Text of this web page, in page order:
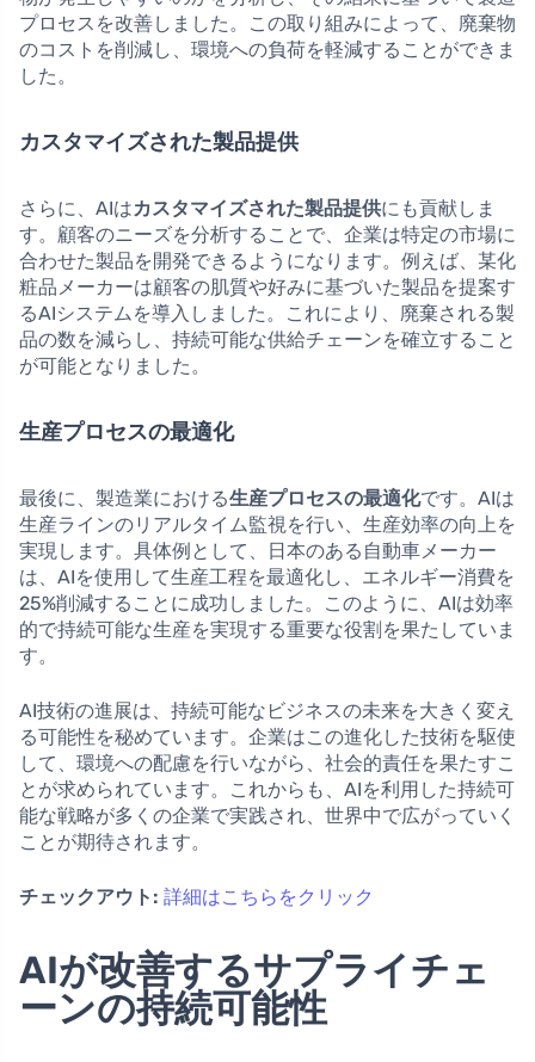
プロセスを改善しました。この取り組みによって、廃棄物
のコストを削減し、環境への負荷を軽減することができま
した。
カスタマイズされた製品提供
さらに、AIはカスタマイズされた製品提供にも貢献しま
す。顧客のニーズを分析することで、企業は特定の市場に
合わせた製品を開発できるようになります。例えば、某化
粧品メーカーは顧客の肌質や好みに基づいた製品を提案す
るAIシステムを導入しました。これにより、廃棄される製
品の数を減らし、持続可能な供給チェーンを確立すること
が可能となりました。
生産プロセスの最適化
最後に、製造業における生産プロセスの最適化です。AIは
生産ラインのリアルタイム監視を行い、生産効率の向上を
実現します。具体例として、日本のある自動車メーカー
は、AIを使用して生産工程を最適化し、エネルギー消費を
25%削減することに成功しました。このように、AIは効率
的で持続可能な生産を実現する重要な役割を果たしていま
す。
AI技術の進展は、持続可能なビジネスの未来を大きく変え
る可能性を秘めています。企業はこの進化した技術を駆使
して、環境への配慮を行いながら、社会的責任を果たすこ
とが求められています。これからも、AIを利用した持続可
能な戦略が多くの企業で実践され、世界中で広がっていく
ことが期待されます。
チェックアウト: 詳細はこちらをクリック
AIが改善するサプライチェ
ーンの持続可能性